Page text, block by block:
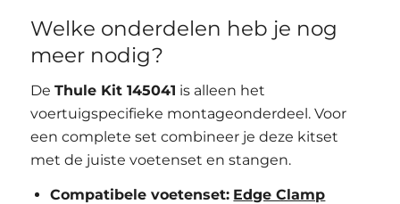
Welke onderdelen heb je nog
meer nodig?
DeThule Kit 145041 is alleen het
voertuigspecifieke montageonderdeel. Voor
een complete set combineer je deze kitset
met de juiste voetenset en stangen.
Compatibele voetenset: Edge Clamp